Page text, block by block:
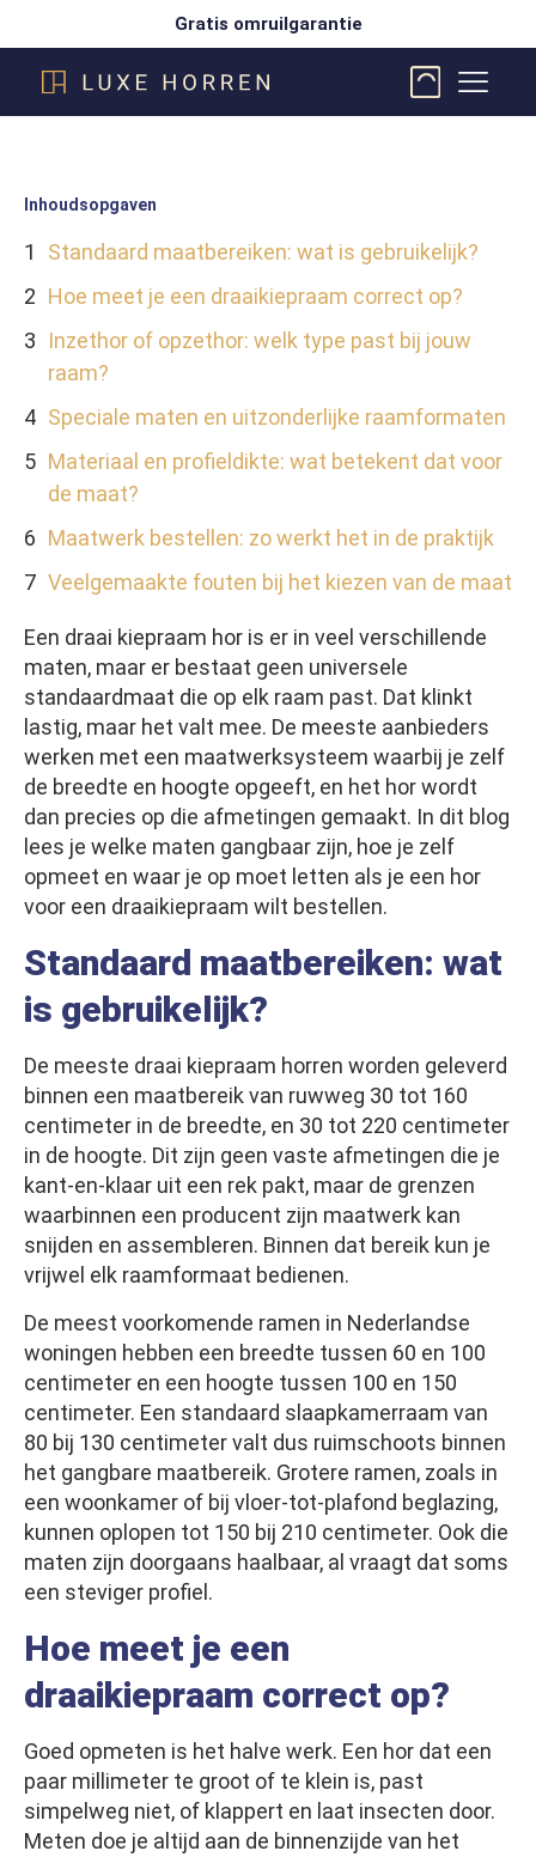
Gratis omruilgarantie
Een draai kiepraam hor is er in veel verschillende
maten, maar er bestaat geen universele
standaardmaat die op elk raam past. Dat klinkt
lastig, maar het valt mee. De meeste aanbieders
werken met een maatwerksysteem waarbij je zelf
de breedte en hoogte opgeeft, en het hor wordt
dan precies op die afmetingen gemaakt. In dit blog
lees je welke maten gangbaar zijn, hoe je zelf
opmeet en waar je op moet letten als je een hor
voor een draaikiepraam wilt bestellen.
Standaard maatbereiken: wat
is gebruikelijk?
De meeste draai kiepraam horren worden geleverd
binnen een maatbereik van ruwweg 30 tot 160
centimeter in de breedte, en 30 tot 220 centimeter
in de hoogte. Dit zijn geen vaste afmetingen die je
kant-en-klaar uit een rek pakt, maar de grenzen
waarbinnen een producent zijn maatwerk kan
snijden en assembleren. Binnen dat bereik kun je
vrijwel elk raamformaat bedienen.
De meest voorkomende ramen in Nederlandse
woningen hebben een breedte tussen 60 en 100
centimeter en een hoogte tussen 100 en 150
centimeter. Een standaard slaapkamerraam van
80 bij 130 centimeter valt dus ruimschoots binnen
het gangbare maatbereik. Grotere ramen, zoals in
een woonkamer of bij vloer-tot-plafond beglazing,
kunnen oplopen tot 150 bij 210 centimeter. Ook die
maten zijn doorgaans haalbaar, al vraagt dat soms
een steviger profiel.
Hoe meet je een
draaikiepraam correct op?
Goed opmeten is het halve werk. Een hor dat een
paar millimeter te groot of te klein is, past
simpelweg niet, of klappert en laat insecten door.
Meten doe je altijd aan de binnenzijde van het
Inhoudsopgaven
Standaard maatbereiken: wat is gebruikelijk?
Hoe meet je een draaikiepraam correct op?
Inzethor of opzethor: welk type past bij jouw
raam?
Speciale maten en uitzonderlijke raamformaten
Materiaal en profieldikte: wat betekent dat voor
de maat?
Maatwerk bestellen: zo werkt het in de praktijk
Veelgemaakte fouten bij het kiezen van de maat